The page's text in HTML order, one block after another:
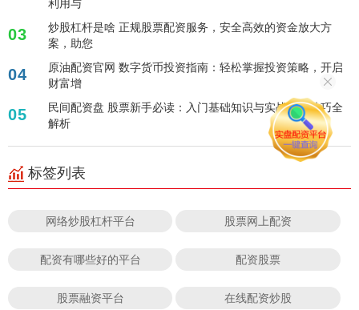
03
炒股杠杆是啥 正规股票配资服务，安全高效的资金放大方
案，助您
04
原油配资官网 数字货币投资指南：轻松掌握投资策略，开启
财富增
05
民间配资盘 股票新手必读：入门基础知识与实战操作技巧全
解析
标签列表
网络炒股杠杆平台 股票网上配资
配资有哪些好的平台 配资股票
股票融资平台 在线配资炒股